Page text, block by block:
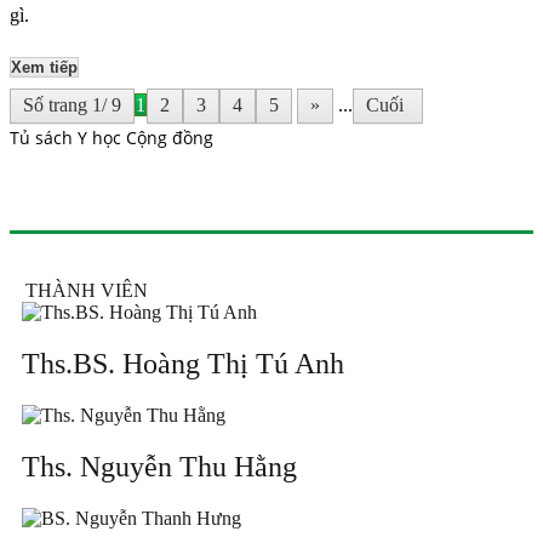
gì.
Xem tiếp
Số trang 1/ 9 1 2 3 4 5 » ... Cuối
Tủ sách Y học Cộng đồng
THÀNH VIÊN
Ths.BS. Hoàng Thị Tú Anh
Ths. Nguyễn Thu Hằng